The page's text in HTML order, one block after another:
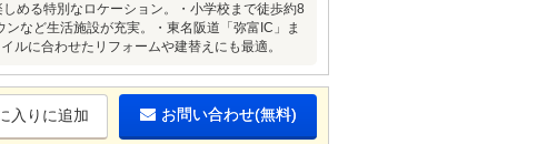
める特別なロケーション。・小学校まで徒歩約8
など生活施設が充実。・東名阪道「弥富IC」ま
ルに合わせたリフォームや建替えにも最適。
入りに追加 お問い合わせ(無料)